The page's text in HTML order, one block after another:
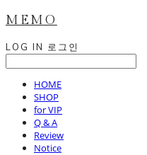
MEMO
LOG IN 로그인
HOME
SHOP
for VIP
Q & A
Review
Notice